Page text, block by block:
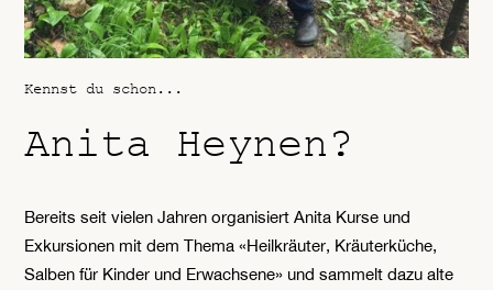
Kennst du schon...
Anita Heynen?
Bereits seit vielen Jahren organisiert Anita Kurse und
Exkursionen mit dem Thema «Heilkräuter, Kräuterküche,
Salben für Kinder und Erwachsene» und sammelt dazu alte